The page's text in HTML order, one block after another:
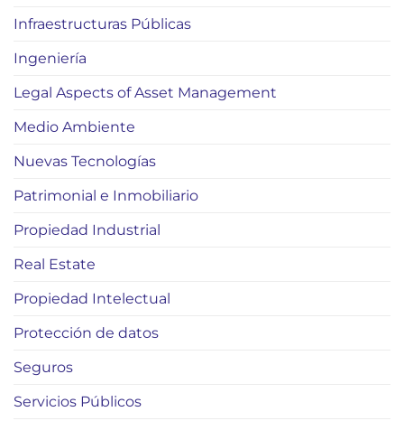
Infraestructuras Públicas
Ingeniería
Legal Aspects of Asset Management
Medio Ambiente
Nuevas Tecnologías
Patrimonial e Inmobiliario
Propiedad Industrial
Real Estate
Propiedad Intelectual
Protección de datos
Seguros
Servicios Públicos